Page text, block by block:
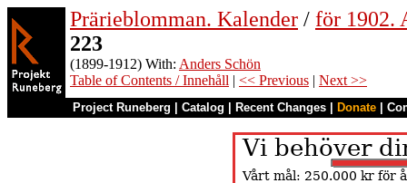
Prärieblomman. Kalender / för 1902.
223
(1899-1912) With: Anders Schön
Table of Contents / Innehåll | << Previous | Next >>
Project Runeberg Catalog Recent Changes Donate